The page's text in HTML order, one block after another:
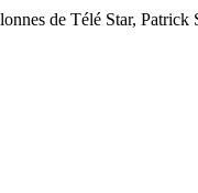
de Télé Star,